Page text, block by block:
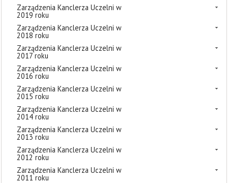
Zarządzenia Kanclerza Uczelni w
2019 roku
Zarządzenia Kanclerza Uczelni w
2018 roku
Zarządzenia Kanclerza Uczelni w
2017 roku
Zarządzenia Kanclerza Uczelni w
2016 roku
Zarządzenia Kanclerza Uczelni w
2015 roku
Zarządzenia Kanclerza Uczelni w
2014 roku
Zarządzenia Kanclerza Uczelni w
2013 roku
Zarządzenia Kanclerza Uczelni w
2012 roku
Zarządzenia Kanclerza Uczelni w
2011 roku